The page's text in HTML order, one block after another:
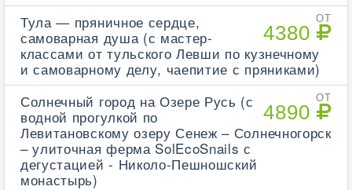
ОТ
4380
Тула — пряничное сердце,
самоварная душа (с мастер-
классами от тульского Левши по кузнечному
и самоварному делу, чаепитие с пряниками)
ОТ
4890
Солнечный город на Озере Русь (с
водной прогулкой по
Левитановскому озеру Сенеж – Солнечногорск
– улиточная ферма SolEcoSnails с
дегустацией - Николо-Пешношский
монастырь)